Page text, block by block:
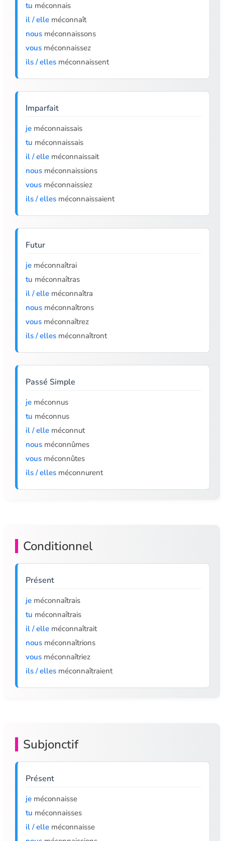
tu méconnais
il / elle méconnaît
nous méconnaissons
vous méconnaissez
ils / elles méconnaissent
Imparfait
je méconnaissais
tu méconnaissais
il / elle méconnaissait
nous méconnaissions
vous méconnaissiez
ils / elles méconnaissaient
Futur
je méconnaîtrai
tu méconnaîtras
il / elle méconnaîtra
nous méconnaîtrons
vous méconnaîtrez
ils / elles méconnaîtront
Passé Simple
je méconnus
tu méconnus
il / elle méconnut
nous méconnûmes
vous méconnûtes
ils / elles méconnurent
Conditionnel
Présent
je méconnaîtrais
tu méconnaîtrais
il / elle méconnaîtrait
nous méconnaîtrions
vous méconnaîtriez
ils / elles méconnaîtraient
Subjonctif
Présent
je méconnaisse
tu méconnaisses
il / elle méconnaisse